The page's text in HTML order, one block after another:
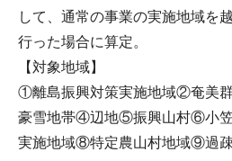
して、通常の事業の実施地域を
行った場合に算定。
【対象地域】
①離島振興対策実施地域②奄美
豪雪地帯④辺地⑤振興山村⑥小
実施地域⑧特定農山村地域⑨過